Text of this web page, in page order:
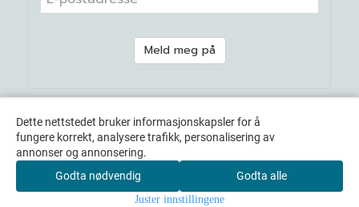
Meld meg på
Dette nettstedet bruker informasjonskapsler for å
fungere korrekt, analysere trafikk, personalisering av
annonser og annonsering.
Godta nødvendig
Godta alle
Juster innstillingene